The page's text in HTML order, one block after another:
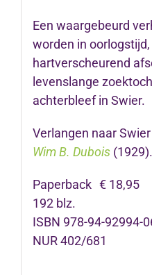
Een waargebeurd
worden in
hartverscheurend
levenslange
achterbleef in Swier.
Verlangen naar
Wim B. Dubois(1929).
Paperback € 18,95
192 blz.
ISBN 978-94-92994-
NUR 402/681